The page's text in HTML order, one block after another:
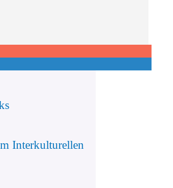
Interkulturellen